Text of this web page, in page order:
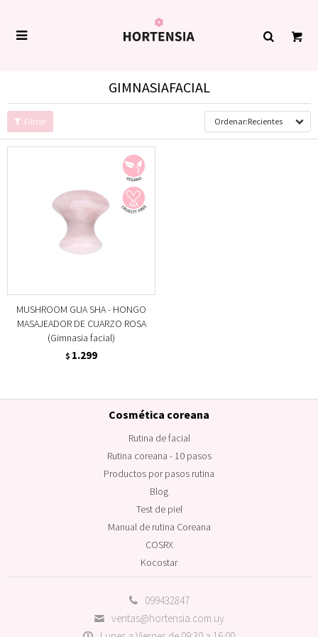

GIMNASIAFACIAL
Recientes
MUSHROOM GUA SHA - HONGO
MASAJEADOR DE CUARZO ROSA
(Gimnasia facial)
$ 1.299
099432847
ventas@hortensia.com.uy
Cosmética coreana
Rutina de facial
Rutina coreana - 10 pasos
Productos por pasos rutina
Blog
Test de piel
Manual de rutina Coreana
COSRX
Kocostar